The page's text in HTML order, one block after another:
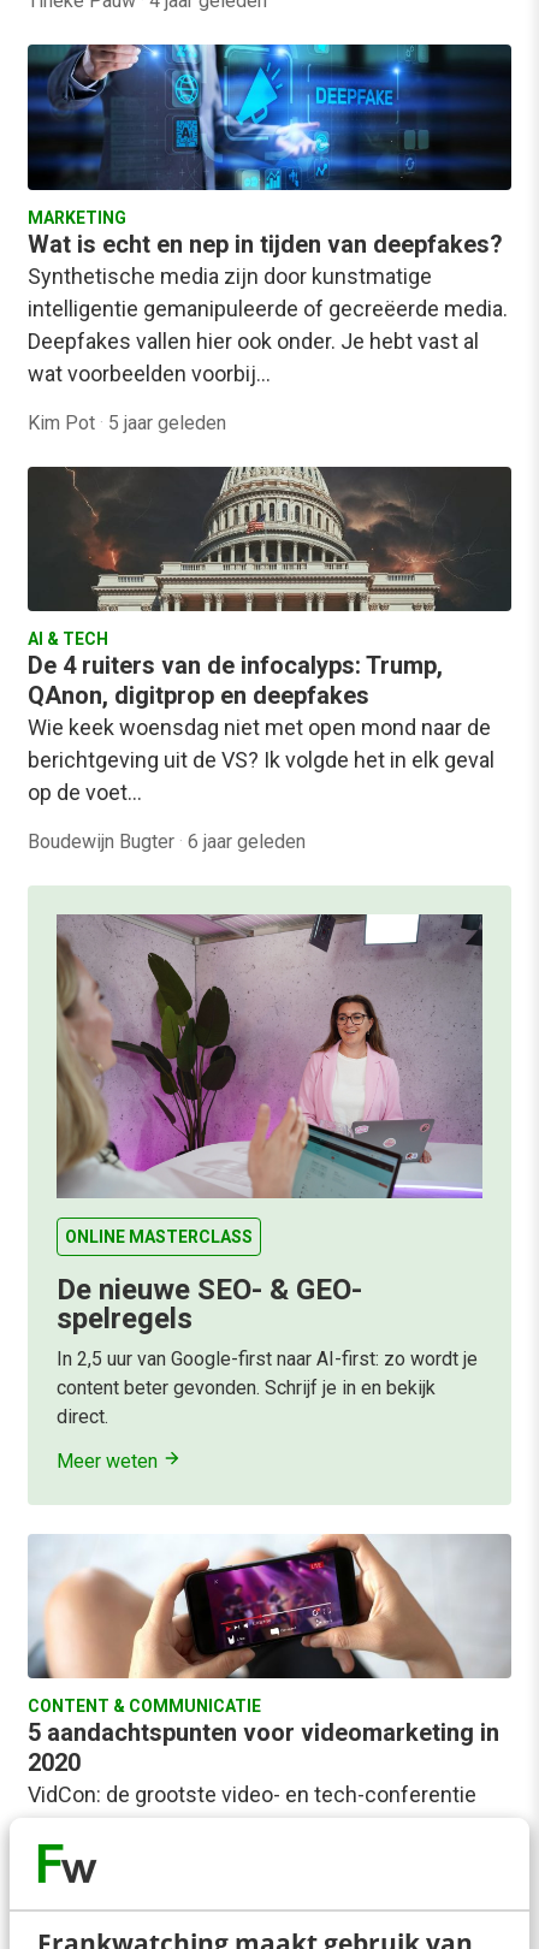
MARKETING
Wat is echt en nep in tijden van deepfakes?
Synthetische media zijn door kunstmatige
intelligentie gemanipuleerde of gecreëerde media.
Deepfakes vallen hier ook onder. Je hebt vast al
wat voorbeelden voorbij…
Kim Pot · 5 jaar geleden
AI & TECH
De 4 ruiters van de infocalyps: Trump,
QAnon, digitprop en deepfakes
Wie keek woensdag niet met open mond naar de
berichtgeving uit de VS? Ik volgde het in elk geval
op de voet…
Boudewijn Bugter · 6 jaar geleden
ONLINE MASTERCLASS
De nieuwe SEO- & GEO-
spelregels
In 2,5 uur van Google-first naar AI-first: zo wordt je
content beter gevonden. Schrijf je in en bekijk
direct.
Meer weten
CONTENT & COMMUNICATIE
5 aandachtspunten voor videomarketing in
2020
VidCon: de grootste video- en tech-conferentie
erbij zijn. Speciaal voor Frankwatching maakte…
Pelpina Trip· 6 jaar geleden